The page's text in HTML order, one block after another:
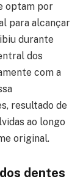
optam por
para alcançar
durante
dos
com a
resultado de
ao longo
original.
dentes